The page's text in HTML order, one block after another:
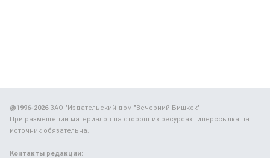
@1996-2026ЗАО "Издательский дом "Вечерний Бишкек"
При размещении материалов на сторонних ресурсах гиперссылка на
источник обязательна.
Контакты редакции: